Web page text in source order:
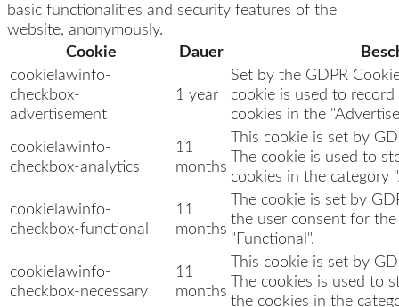
basic functionalities and security features of the
website, anonymously.
Cookie
Dauer
cookielawinfo-
checkbox-
advertisement
1 year
Set by the GDPR
cookie is used to
cookies in the
cookielawinfo-
checkbox-analytics
11
months
This cookie is set by
The cookie is used to
cookies in the category
cookielawinfo-
checkbox-functional
11
months
The cookie is set by
the user consent for
"Functional".
cookielawinfo-
checkbox-necessary
11
months
This cookie is set by
The cookies is used to
the cookies in the